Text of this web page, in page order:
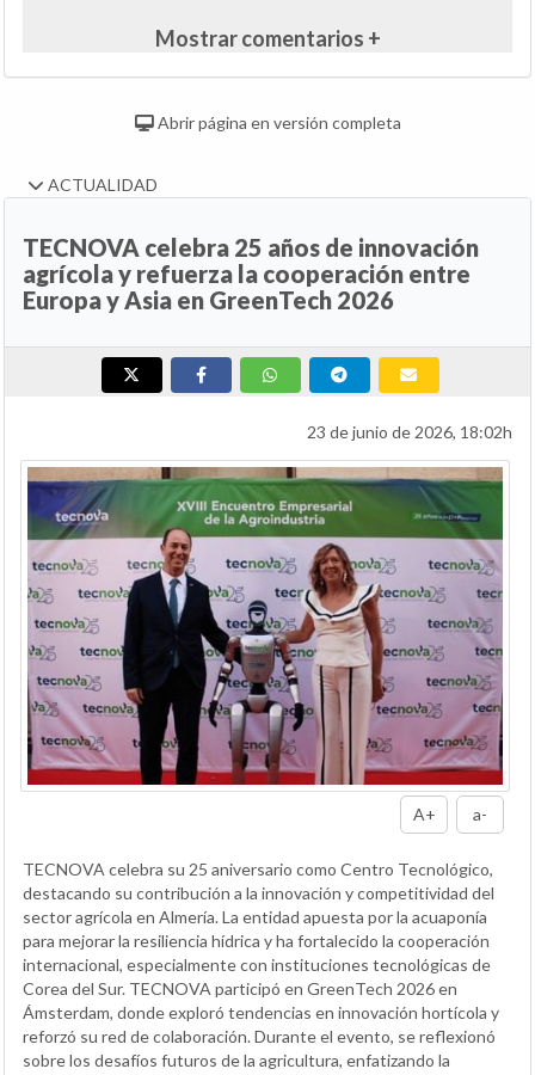
Mostrar comentarios +
Abrir página en versión completa
ACTUALIDAD
TECNOVA celebra 25 años de innovación
agrícola y refuerza la cooperación entre
Europa y Asia en GreenTech 2026
23 de junio de 2026, 18:02h
A+ a-
TECNOVA celebra su 25 aniversario como Centro Tecnológico,
destacando su contribución a la innovación y competitividad del
sector agrícola en Almería. La entidad apuesta por la acuaponía
para mejorar la resiliencia hídrica y ha fortalecido la cooperación
internacional, especialmente con instituciones tecnológicas de
Corea del Sur. TECNOVA participó en GreenTech 2026 en
Ámsterdam, donde exploró tendencias en innovación hortícola y
reforzó su red de colaboración. Durante el evento, se reflexionó
sobre los desafíos futuros de la agricultura, enfatizando la